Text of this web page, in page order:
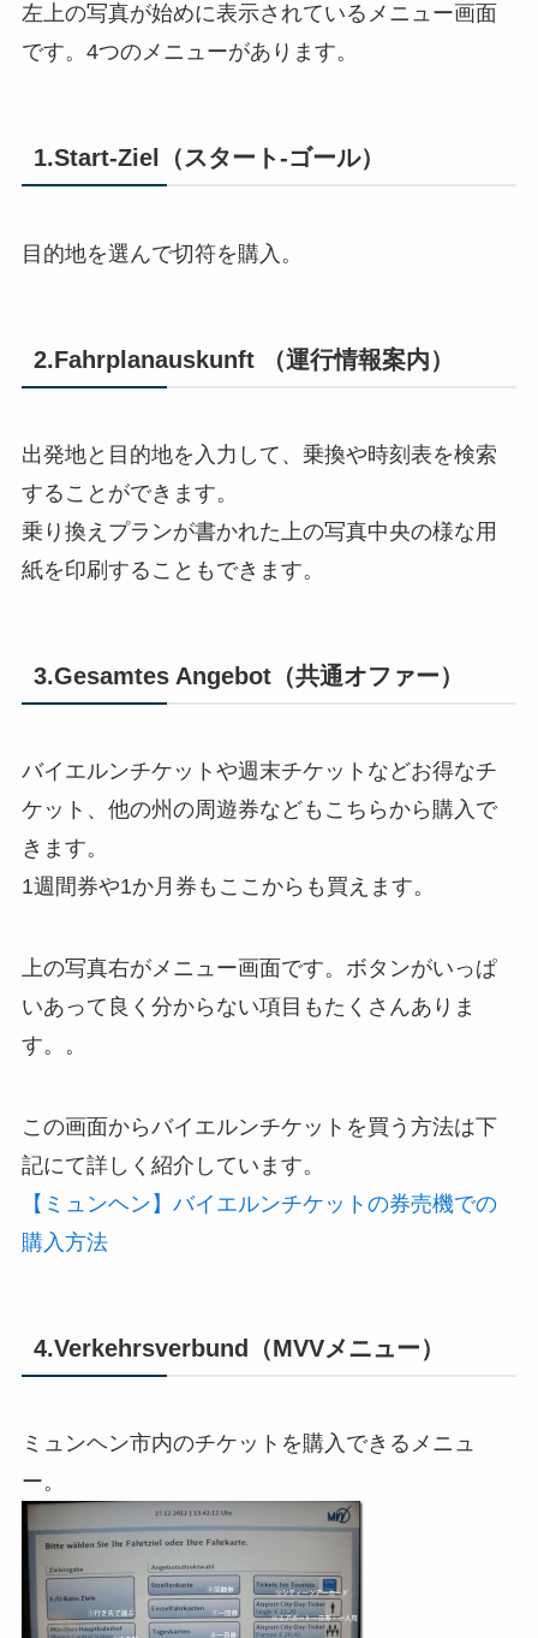
左上の写真が始めに表示されているメニュー画面
です。4つのメニューがあります。
1.Start-Ziel（スタート-ゴール）
目的地を選んで切符を購入。
2.Fahrplanauskunft （運行情報案内）
出発地と目的地を入力して、乗換や時刻表を検索
することができます。
乗り換えプランが書かれた上の写真中央の様な用
紙を印刷することもできます。
3.Gesamtes Angebot（共通オファー）
バイエルンチケットや週末チケットなどお得なチ
ケット、他の州の周遊券などもこちらから購入で
きます。
1週間券や1か月券もここからも買えます。
上の写真右がメニュー画面です。ボタンがいっぱ
いあって良く分からない項目もたくさんありま
す。。
この画面からバイエルンチケットを買う方法は下
記にて詳しく紹介しています。
【ミュンヘン】バイエルンチケットの券売機での
購入方法
4.Verkehrsverbund（MVVメニュー）
ミュンヘン市内のチケットを購入できるメニュ
ー。